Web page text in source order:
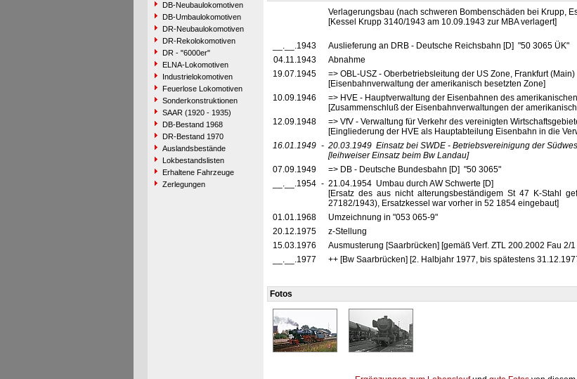
DB-Neubaulokomotiven
DB-Umbaulokomotiven
DR-Neubaulokomotiven
DR-Rekolokomotiven
DR - "6000er"
ELNA-Lokomotiven
Industrielokomotiven
Feuerlose Lokomotiven
Sonderkonstruktionen
SAAR (1920 - 1935)
DB-Bestand 1968
DR-Bestand 1970
Auslandsbestände
Lokbestandslisten
Erhaltene Fahrzeuge
Zerlegungen
Verlagerungsbau (nach schweren Bombenschäden bei Krupp,
[Kessel Krupp 3140/1943 am 10.09.1943 zur MBA verlagert]
__.__.1943
Auslieferung an DRB - Deutsche Reichsbahn [D] "50 3065 ÜK"
04.11.1943
Abnahme
19.07.1945
=> OBL-USZ - Oberbetriebsleitung der US Zone, Frankfurt
[Eisenbahnverwaltung der amerikanisch besetzten Zone]
10.09.1946
=> HVE - Hauptverwaltung der Eisenbahnen des
[Zusammenschluß der Eisenbahnverwaltungen der
12.09.1948
=> VfV - Verwaltung für Verkehr des vereinigten
[Eingliederung der HVE als Hauptabteilung Eisenbahn in die
16.01.1949 - 20.03.1949 Einsatz bei SWDE - Betriebsvereinigung der
[leihweiser Einsatz beim Bw Landau]
07.09.1949
=> DB - Deutsche Bundesbahn [D] "50 3065"
__.__.1954 - 21.04.1954 Umbau durch AW Schwerte [D]
[Ersatz des aus nicht alterungsbeständigem St 47 K-Stahl
27182/1943), Ersatzkessel war vorher in 52 1854 eingebaut]
01.01.1968
Umzeichnung in "053 065-9"
20.12.1975
z-Stellung
15.03.1976
Ausmusterung [Saarbrücken] [gemäß Verf. ZTL 200.2002 Fau 2/
__.__.1977
++ [Bw Saarbrücken] [2. Halbjahr 1977, bis spätestens
Fotos